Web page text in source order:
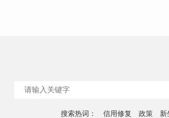
搜索热词： 信用修复 政策 新